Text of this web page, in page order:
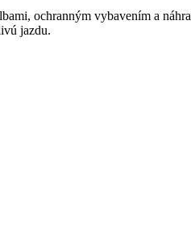
ochranným vybavením a
jazdu.